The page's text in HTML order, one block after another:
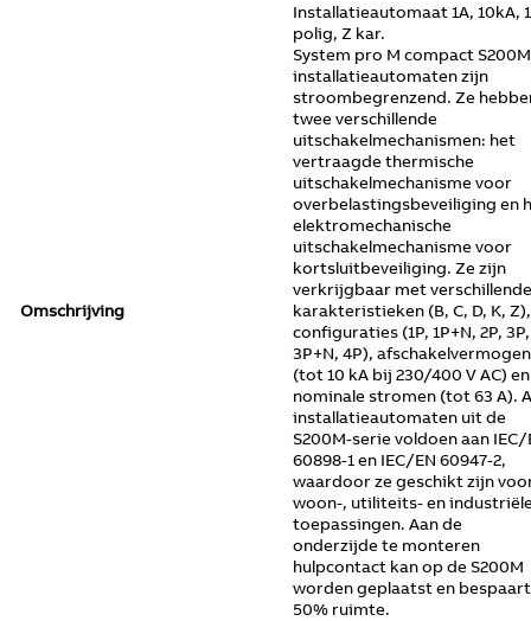
Omschrijving
Installatieautomaat 1A, 10kA, 1
polig, Z kar.
System pro M compact S200M
installatieautomaten zijn
stroombegrenzend. Ze
twee verschillende
uitschakelmechanismen: het
vertraagde thermische
uitschakelmechanisme voor
overbelastingsbeveiliging en
elektromechanische
uitschakelmechanisme voor
kortsluitbeveiliging. Ze zijn
verkrijgbaar met verschillende
karakteristieken (B, C, D, K, Z),
configuraties (1P, 1P+N, 2P, 3P,
3P+N, 4P),
(tot 10 kA bij 230/400 V AC) en
nominale stromen (tot 63 A).
installatieautomaten uit de
S200M-serie voldoen aan IEC/
60898-1 en IEC/EN 60947-2,
waardoor ze geschikt zijn
woon-, utiliteits- en
toepassingen. Aan de
onderzijde te monteren
hulpcontact kan op de S200M
worden geplaatst en bespaart
50% ruimte.